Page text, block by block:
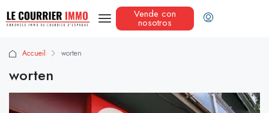
Vende con
nosotros
Accueil worten
worten